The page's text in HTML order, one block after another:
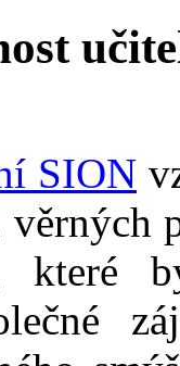
SION
věrných
které